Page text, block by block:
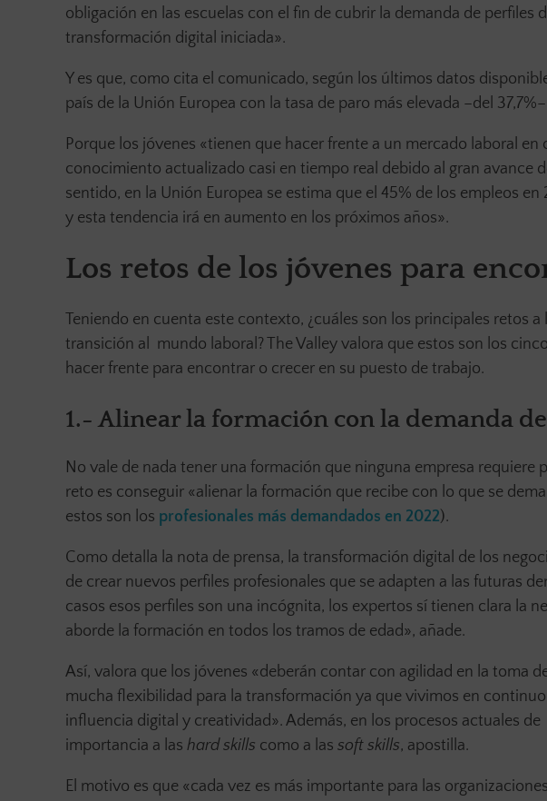
obligación en las escuelas con el fin de cubrir la demanda de perfiles
transformación digital iniciada».
Y es que, como cita el comunicado, según los últimos datos
país de la Unión Europea con la tasa de paro más elevada –del
Porque los jóvenes «tienen que hacer frente a un mercado laboral
conocimiento actualizado casi en tiempo real debido al gran avance
sentido, en la Unión Europea se estima que el 45% de los empleos
y esta tendencia irá en aumento en los próximos años».
Los retos de los jóvenes para
Teniendo en cuenta este contexto, ¿cuáles son los principales retos
transición al mundo laboral? The Valley valora que estos son los
hacer frente para encontrar o crecer en su puesto de trabajo.
1.- Alinear la formación con la demanda
No vale de nada tener una formación que ninguna empresa requiere
reto es conseguir «alienar la formación que recibe con lo que se
estos son los profesionales más demandados en 2022).
Como detalla la nota de prensa, la transformación digital de los
de crear nuevos perfiles profesionales que se adapten a las futuras
casos esos perfiles son una incógnita, los expertos sí tienen clara la
aborde la formación en todos los tramos de edad», añade.
Así, valora que los jóvenes «deberán contar con agilidad en la toma
mucha flexibilidad para la transformación ya que vivimos en
influencia digital y creatividad». Además, en los procesos actuales
importancia a las hard skills como a las soft skills, apostilla.
El motivo es que «cada vez es más importante para las